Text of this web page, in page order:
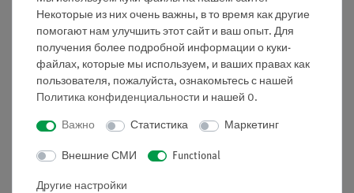
вставляется в различные положения в делителе
потенциала.
Преимущества
а • Понятная и быстрая настройка - нет
модульными блоками
• Безопасность контактов соединения модульных
Некоторые из них очень важны, в то время как другие
помогают нам улучшить этот сайт и ваш опыт. Для
получения более подробной информации о куки-
файлах, которые мы используем, и ваших правах как
пользователя, пожалуйста, ознакомьтесь с нашей
Политика конфиденциальности и нашей 0.
Важно Статистика Маркетинг
Внешние СМИ Functional
Другие настройки